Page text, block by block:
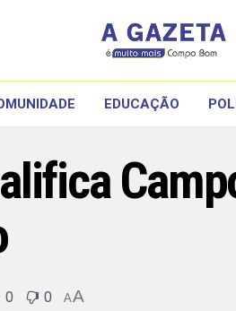
EDUCAÇÃO
0 0 AA